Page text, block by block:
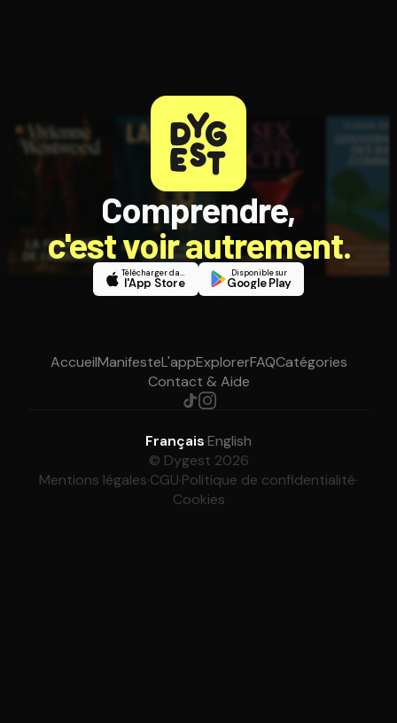
Comprendre,
c'est voir autrement.
Télécharger dans
l'App Store
Disponible sur
Google Play
AccueilManifesteL'appExplorerFAQCatégories
Contact & Aide
Français·English
© Dygest 2026
Mentions légales·CGU·Politique de confidentialité·
Cookies